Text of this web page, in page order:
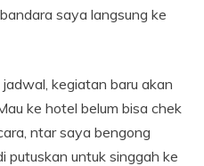
saya langsung ke
kegiatan baru akan
ke hotel belum bisa chek
ntar saya bengong
putuskan untuk singgah ke